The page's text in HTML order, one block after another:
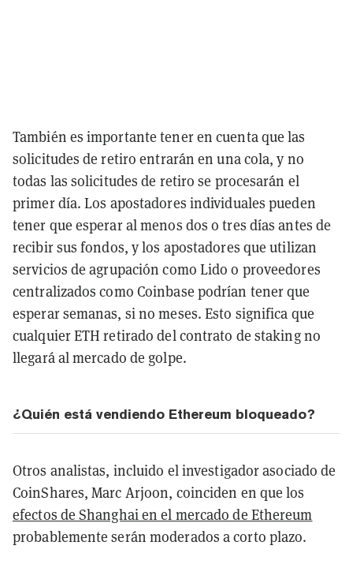
También es importante tener en cuenta que las
solicitudes de retiro entrarán en una cola, y no
todas las solicitudes de retiro se procesarán el
primer día. Los apostadores individuales pueden
tener que esperar al menos dos o tres días antes de
recibir sus fondos, y los apostadores que utilizan
servicios de agrupación como Lido o proveedores
centralizados como Coinbase podrían tener que
esperar semanas, si no meses. Esto significa que
cualquier ETH retirado del contrato de staking no
llegará al mercado de golpe.
¿Quién está vendiendo Ethereum bloqueado?
Otros analistas, incluido el investigador asociado de
CoinShares, Marc Arjoon, coinciden en que los
efectos de Shanghai en el mercado de Ethereum
probablemente serán moderados a corto plazo.